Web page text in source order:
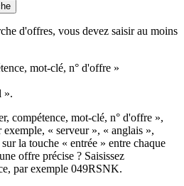
d'offres, vous devez saisir au moins
mot-clé, n° d'offre »
».
compétence, mot-clé, n° d'offre »,
« serveur », « anglais »,
la touche « entrée » entre chaque
offre précise ? Saisissez
par exemple 049RSNK.